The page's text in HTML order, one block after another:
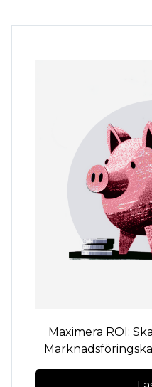
Maximera ROI: